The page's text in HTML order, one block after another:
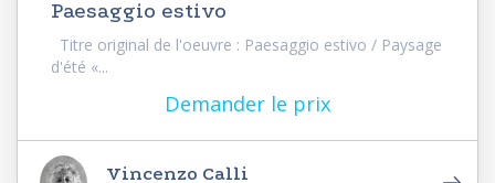
Paesaggio estivo
Titre original de l'oeuvre : Paesaggio estivo / Paysage
d'été «...
Demander le prix
Vincenzo Calli